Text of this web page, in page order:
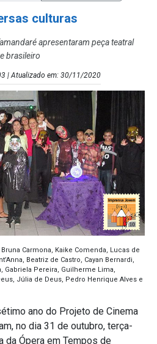
culturas
apresentaram peça teatral
brasileiro
| Atualizado em: 30/11/2020
Carmona, Kaike Comenda, Lucas de
Beatriz de Castro, Cayan Bernardi,
Gabriela Pereira, Guilherme Lima,
Júlia de Deus, Pedro Henrique Alves e
ano do Projeto de Cinema
no dia 31 de outubro, terça-
da Ópera em Tempos de